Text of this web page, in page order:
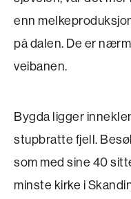
enn
på dalen. De er
veibanen.
Bygda ligger
stupbratte fjell.
som med sine 40
minste kirke i